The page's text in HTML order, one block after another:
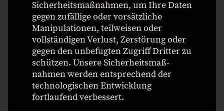
Sicherheitsmaßnahmen, um Ihre Daten
gegen zufällige oder vorsätzliche
Manipulationen, teilweisen oder
vollständigen Verlust, Zerstörung oder
gegen den unbefugten Zugriff Dritter zu
schützen. Unsere Sicherheitsmaß-
nahmen werden entsprechend der
technologischen Entwicklung
fortlaufend verbessert.